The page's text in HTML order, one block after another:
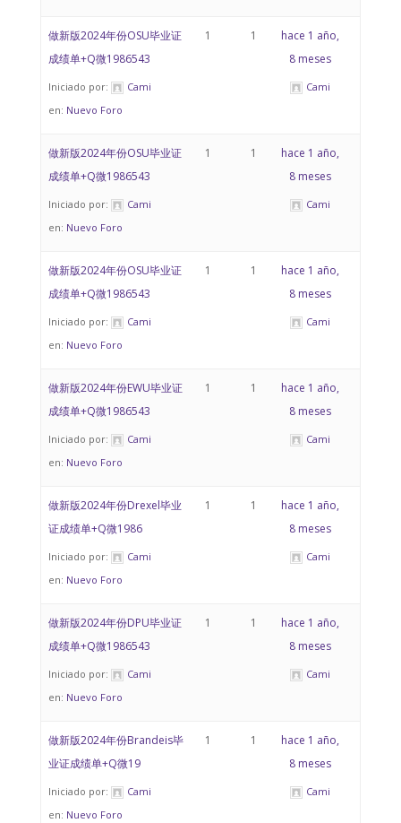
做新版2024年份OSU毕业证
成绩单+Q微1986543
Iniciado por:
Cami
en: Nuevo Foro
1 1
hace 1 año,
8 meses
Cami
做新版2024年份OSU毕业证
成绩单+Q微1986543
Iniciado por:
Cami
en: Nuevo Foro
1 1
hace 1 año,
8 meses
Cami
做新版2024年份OSU毕业证
成绩单+Q微1986543
Iniciado por:
Cami
en: Nuevo Foro
1 1
hace 1 año,
8 meses
Cami
做新版2024年份EWU毕业证
成绩单+Q微1986543
Iniciado por:
Cami
en: Nuevo Foro
1 1
hace 1 año,
8 meses
Cami
做新版2024年份Drexel毕业
证成绩单+Q微1986
Iniciado por:
Cami
en: Nuevo Foro
1 1
hace 1 año,
8 meses
Cami
做新版2024年份DPU毕业证
成绩单+Q微1986543
Iniciado por:
Cami
en: Nuevo Foro
1 1
hace 1 año,
8 meses
Cami
做新版2024年份Brandeis毕
业证成绩单+Q微19
Iniciado por:
Cami
en: Nuevo Foro
1 1
hace 1 año,
8 meses
Cami